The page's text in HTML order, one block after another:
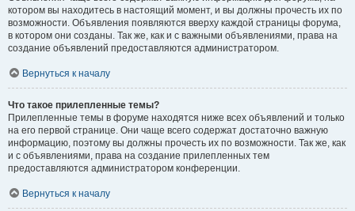
котором вы находитесь в настоящий момент, и вы должны прочесть их по
возможности. Объявления появляются вверху каждой страницы форума,
в котором они созданы. Так же, как и с важными объявлениями, права на
создание объявлений предоставляются администратором.
Вернуться к началу
Что такое прилепленные темы?
Прилепленные темы в форуме находятся ниже всех объявлений и только
на его первой странице. Они чаще всего содержат достаточно важную
информацию, поэтому вы должны прочесть их по возможности. Так же, как
и с объявлениями, права на создание прилепленных тем
предоставляются администратором конференции.
Вернуться к началу